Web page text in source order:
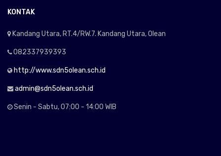
KONTAK
Kandang Utara, RT.4/RW.7. Kandang Utara, Olean
082337939393
http://www.sdn5olean.sch.id
admin@sdn5olean.sch.id
Senin - Sabtu, 07:00 - 14:00 WIB